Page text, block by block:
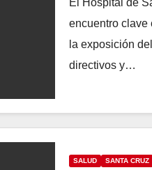
encuentro clave
la exposición
directivos y…
SALUD SANTA CRUZ